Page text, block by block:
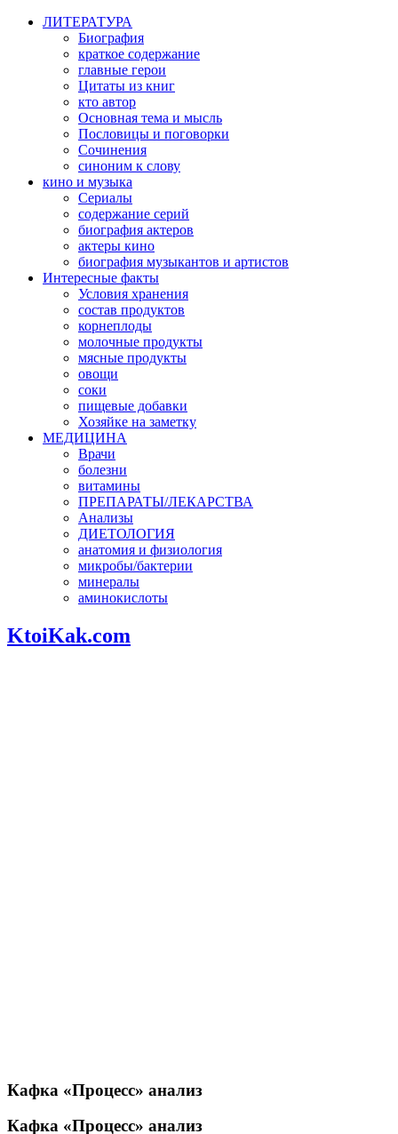
ЛИТЕРАТУРА
Биография
краткое содержание
главные герои
Цитаты из книг
кто автор
Основная тема и мысль
Пословицы и поговорки
Сочинения
синоним к слову
кино и музыка
Сериалы
содержание серий
биография актеров
актеры кино
биография музыкантов и артистов
Интересные факты
Условия хранения
состав продуктов
корнеплоды
молочные продукты
мясные продукты
овощи
соки
пищевые добавки
Хозяйке на заметку
МЕДИЦИНА
Врачи
болезни
витамины
ПРЕПАРАТЫ/ЛЕКАРСТВА
Анализы
ДИЕТОЛОГИЯ
анатомия и физиология
микробы/бактерии
минералы
аминокислоты
KtoiKak.com
Кафка «Процесс» анализ
Кафка «Процесс» анализ